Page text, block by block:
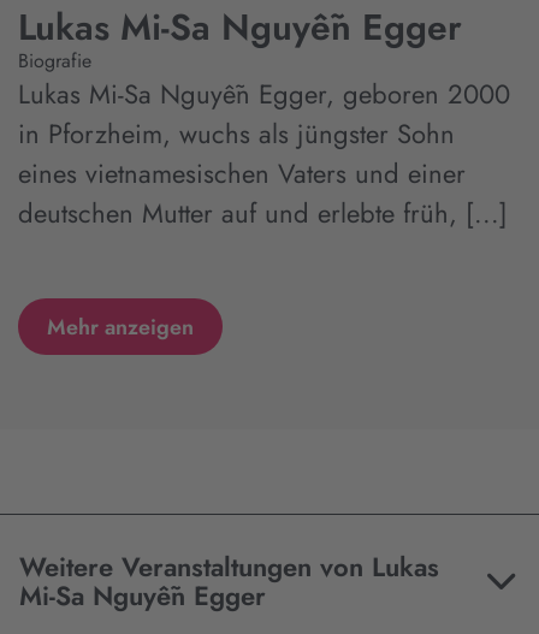
Lukas Mi-Sa Nguyễn Egger
Biografie
Lukas Mi-Sa Nguyễn Egger, geboren 2000
in Pforzheim, wuchs als jüngster Sohn
eines vietnamesischen Vaters und einer
deutschen Mutter auf und erlebte früh, [...]
Mehr anzeigen
Weitere Veranstaltungen von Lukas
Mi-Sa Nguyễn Egger